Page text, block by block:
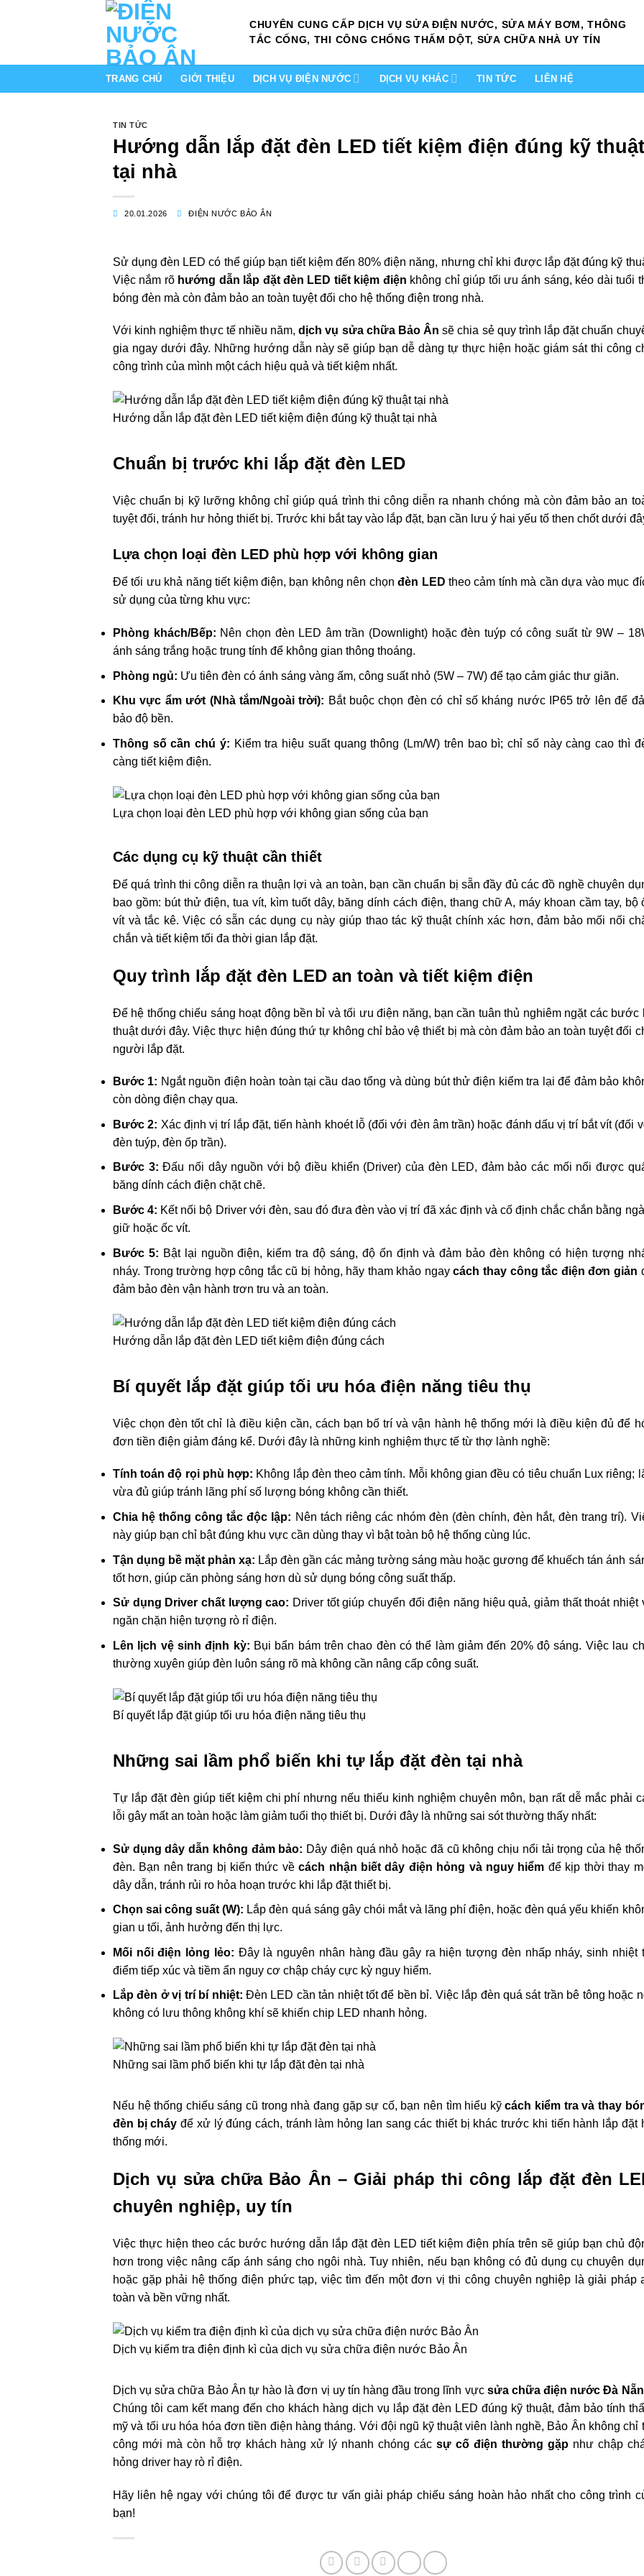
dung
CHUYÊN CUNG CẤP DỊCH VỤ SỬA ĐIỆN NƯỚC, SỬA MÁY BƠM, THÔNG
TẮC CỐNG, THI CÔNG CHỐNG THẤM DỘT, SỬA CHỮA NHÀ UY TÍN
TRANG CHỦ GIỚI THIỆU DỊCH VỤ ĐIỆN NƯỚC DỊCH VỤ KHÁC TIN TỨC LIÊN HỆ
TIN TỨC
Hướng dẫn lắp đặt đèn LED tiết kiệm điện đúng kỹ thuật
tại nhà
20.01.2026 ĐIỆN NƯỚC BẢO ÂN
Sử dụng đèn LED có thể giúp bạn tiết kiệm đến 80% điện năng, nhưng chỉ khi được lắp đặt đúng kỹ
Việc nắm rõ hướng dẫn lắp đặt đèn LED tiết kiệm điện không chỉ giúp tối ưu ánh sáng, kéo dài tuổi
bóng đèn mà còn đảm bảo an toàn tuyệt đối cho hệ thống điện trong nhà.
Với kinh nghiệm thực tế nhiều năm,dịch vụ sửa chữa Bảo Ân sẽ chia sẻ quy trình lắp đặt chuẩn
gia ngay dưới đây. Những hướng dẫn này sẽ giúp bạn dễ dàng tự thực hiện hoặc giám sát thi công
công trình của mình một cách hiệu quả và tiết kiệm nhất.
Hướng dẫn lắp đặt đèn LED tiết kiệm điện đúng kỹ thuật tại nhà
Chuẩn bị trước khi lắp đặt đèn LED
Việc chuẩn bị kỹ lưỡng không chỉ giúp quá trình thi công diễn ra nhanh chóng mà còn đảm bảo an
tuyệt đối, tránh hư hỏng thiết bị. Trước khi bắt tay vào lắp đặt, bạn cần lưu ý hai yếu tố then chốt dưới
Lựa chọn loại đèn LED phù hợp với không gian
Để tối ưu khả năng tiết kiệm điện, bạn không nên chọnđèn LED theo cảm tính mà cần dựa vào mục
sử dụng của từng khu vực:
Phòng khách/Bếp: Nên chọn đèn LED âm trần (Downlight) hoặc đèn tuýp có công suất từ 9W –
ánh sáng trắng hoặc trung tính để không gian thông thoáng.
Phòng ngủ: Ưu tiên đèn có ánh sáng vàng ấm, công suất nhỏ (5W – 7W) để tạo cảm giác thư giãn.
Khu vực ẩm ướt (Nhà tắm/Ngoài trời): Bắt buộc chọn đèn có chỉ số kháng nước IP65 trở lên để
bảo độ bền.
Thông số cần chú ý: Kiểm tra hiệu suất quang thông (Lm/W) trên bao bì; chỉ số này càng cao thì
càng tiết kiệm điện.
Lựa chọn loại đèn LED phù hợp với không gian sống của bạn
Các dụng cụ kỹ thuật cần thiết
Để quá trình thi công diễn ra thuận lợi và an toàn, bạn cần chuẩn bị sẵn đầy đủ các đồ nghề chuyên
bao gồm: bút thử điện, tua vít, kìm tuốt dây, băng dính cách điện, thang chữ A, máy khoan cầm tay, bộ
vít và tắc kê. Việc có sẵn các dụng cụ này giúp thao tác kỹ thuật chính xác hơn, đảm bảo mối nối
chắn và tiết kiệm tối đa thời gian lắp đặt.
Quy trình lắp đặt đèn LED an toàn và tiết kiệm điện
Để hệ thống chiếu sáng hoạt động bền bỉ và tối ưu điện năng, bạn cần tuân thủ nghiêm ngặt các bước
thuật dưới đây. Việc thực hiện đúng thứ tự không chỉ bảo vệ thiết bị mà còn đảm bảo an toàn tuyệt đối
người lắp đặt.
Bước 1: Ngắt nguồn điện hoàn toàn tại cầu dao tổng và dùng bút thử điện kiểm tra lại để đảm bảo
còn dòng điện chạy qua.
Bước 2: Xác định vị trí lắp đặt, tiến hành khoét lỗ (đối với đèn âm trần) hoặc đánh dấu vị trí bắt vít (đối
đèn tuýp, đèn ốp trần).
Bước 3: Đấu nối dây nguồn với bộ điều khiển (Driver) của đèn LED, đảm bảo các mối nối được
băng dính cách điện chặt chẽ.
Bước 4: Kết nối bộ Driver với đèn, sau đó đưa đèn vào vị trí đã xác định và cố định chắc chắn bằng
giữ hoặc ốc vít.
Bước 5: Bật lại nguồn điện, kiểm tra độ sáng, độ ổn định và đảm bảo đèn không có hiện tượng
nháy. Trong trường hợp công tắc cũ bị hỏng, hãy tham khảo ngaycách thay công tắc điện đơn giản
đảm bảo đèn vận hành trơn tru và an toàn.
Hướng dẫn lắp đặt đèn LED tiết kiệm điện đúng cách
Bí quyết lắp đặt giúp tối ưu hóa điện năng tiêu thụ
Việc chọn đèn tốt chỉ là điều kiện cần, cách bạn bố trí và vận hành hệ thống mới là điều kiện đủ để
đơn tiền điện giảm đáng kể. Dưới đây là những kinh nghiệm thực tế từ thợ lành nghề:
Tính toán độ rọi phù hợp: Không lắp đèn theo cảm tính. Mỗi không gian đều có tiêu chuẩn Lux riêng;
vừa đủ giúp tránh lãng phí số lượng bóng không cần thiết.
Chia hệ thống công tắc độc lập: Nên tách riêng các nhóm đèn (đèn chính, đèn hắt, đèn trang trí).
này giúp bạn chỉ bật đúng khu vực cần dùng thay vì bật toàn bộ hệ thống cùng lúc.
Tận dụng bề mặt phản xạ: Lắp đèn gần các mảng tường sáng màu hoặc gương để khuếch tán ánh
tốt hơn, giúp căn phòng sáng hơn dù sử dụng bóng công suất thấp.
Sử dụng Driver chất lượng cao: Driver tốt giúp chuyển đổi điện năng hiệu quả, giảm thất thoát nhiệt
ngăn chặn hiện tượng rò rỉ điện.
Lên lịch vệ sinh định kỳ: Bụi bẩn bám trên chao đèn có thể làm giảm đến 20% độ sáng. Việc lau
thường xuyên giúp đèn luôn sáng rõ mà không cần nâng cấp công suất.
Bí quyết lắp đặt giúp tối ưu hóa điện năng tiêu thụ
Những sai lầm phổ biến khi tự lắp đặt đèn tại nhà
Tự lắp đặt đèn giúp tiết kiệm chi phí nhưng nếu thiếu kinh nghiệm chuyên môn, bạn rất dễ mắc phải
lỗi gây mất an toàn hoặc làm giảm tuổi thọ thiết bị. Dưới đây là những sai sót thường thấy nhất:
Sử dụng dây dẫn không đảm bảo: Dây điện quá nhỏ hoặc đã cũ không chịu nổi tải trọng của hệ
đèn. Bạn nên trang bị kiến thức vềcách nhận biết dây điện hỏng và nguy hiểm để kịp thời thay
dây dẫn, tránh rủi ro hỏa hoạn trước khi lắp đặt thiết bị.
Chọn sai công suất (W): Lắp đèn quá sáng gây chói mắt và lãng phí điện, hoặc đèn quá yếu khiến
gian u tối, ảnh hưởng đến thị lực.
Mối nối điện lỏng lẻo: Đây là nguyên nhân hàng đầu gây ra hiện tượng đèn nhấp nháy, sinh nhiệt
điểm tiếp xúc và tiềm ẩn nguy cơ chập cháy cực kỳ nguy hiểm.
Lắp đèn ở vị trí bí nhiệt: Đèn LED cần tản nhiệt tốt để bền bỉ. Việc lắp đèn quá sát trần bê tông hoặc
không có lưu thông không khí sẽ khiến chip LED nhanh hỏng.
Những sai lầm phổ biến khi tự lắp đặt đèn tại nhà
Nếu hệ thống chiếu sáng cũ trong nhà đang gặp sự cố, bạn nên tìm hiểu kỹcách kiểm tra và thay
đèn bị cháy để xử lý đúng cách, tránh làm hỏng lan sang các thiết bị khác trước khi tiến hành lắp đặt
thống mới.
Dịch vụ sửa chữa Bảo Ân – Giải pháp thi công lắp đặt đèn
chuyên nghiệp, uy tín
Việc thực hiện theo các bước hướng dẫn lắp đặt đèn LED tiết kiệm điện phía trên sẽ giúp bạn chủ
hơn trong việc nâng cấp ánh sáng cho ngôi nhà. Tuy nhiên, nếu bạn không có đủ dụng cụ chuyên
hoặc gặp phải hệ thống điện phức tạp, việc tìm đến một đơn vị thi công chuyên nghiệp là giải pháp
toàn và bền vững nhất.
Dịch vụ kiểm tra điện định kì của dịch vụ sửa chữa điện nước Bảo Ân
Dịch vụ sửa chữa Bảo Ân tự hào là đơn vị uy tín hàng đầu trong lĩnh vực sửa chữa điện nước Đà
Chúng tôi cam kết mang đến cho khách hàng dịch vụ lắp đặt đèn LED đúng kỹ thuật, đảm bảo tính
mỹ và tối ưu hóa hóa đơn tiền điện hàng tháng. Với đội ngũ kỹ thuật viên lành nghề, Bảo Ân không chỉ
công mới mà còn hỗ trợ khách hàng xử lý nhanh chóng cácsự cố điện thường gặpnhư chập
hỏng driver hay rò rỉ điện.
Hãy liên hệ ngay với chúng tôi để được tư vấn giải pháp chiếu sáng hoàn hảo nhất cho công trình
bạn!